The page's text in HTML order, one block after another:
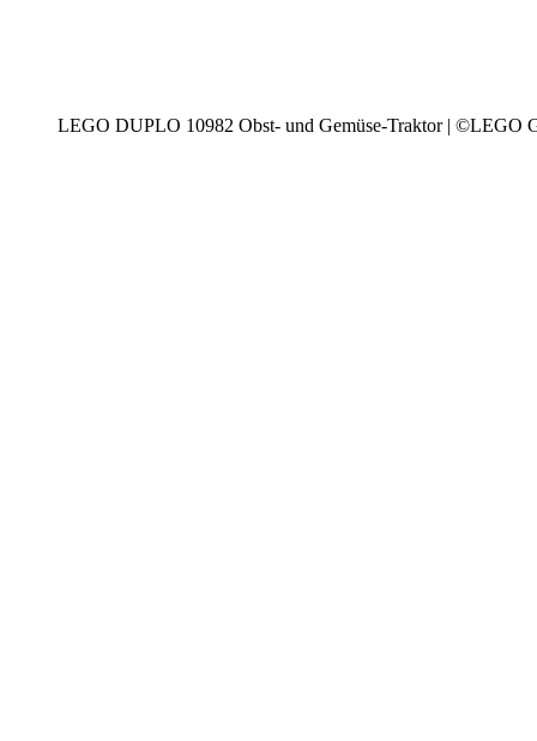
LEGO DUPLO 10982 Obst- und Gemüse-Traktor | ©LEGO